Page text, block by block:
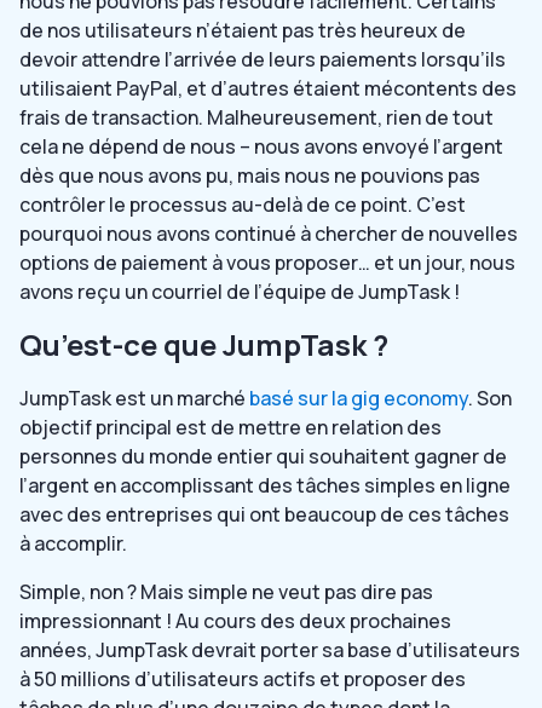
de nos utilisateurs n’étaient pas très heureux de
devoir attendre l’arrivée de leurs paiements lorsqu’ils
utilisaient PayPal, et d’autres étaient mécontents des
frais de transaction. Malheureusement, rien de tout
cela ne dépend de nous – nous avons envoyé l’argent
dès que nous avons pu, mais nous ne pouvions pas
contrôler le processus au-delà de ce point. C’est
pourquoi nous avons continué à chercher de nouvelles
options de paiement à vous proposer… et un jour, nous
avons reçu un courriel de l’équipe de JumpTask !
Qu’est-ce que JumpTask ?
JumpTask est unmarché basé sur la gig economy. Son
objectif principal est de mettre en relation des
personnes du monde entier qui souhaitent gagner de
l’argent en accomplissant des tâches simples en ligne
avec des entreprises qui ont beaucoup de ces tâches
à accomplir.
Simple, non ? Mais simple ne veut pas dire pas
impressionnant ! Au cours des deux prochaines
années, JumpTask devrait porter sa base d’utilisateurs
à 50 millions d’utilisateurs actifs et proposer des